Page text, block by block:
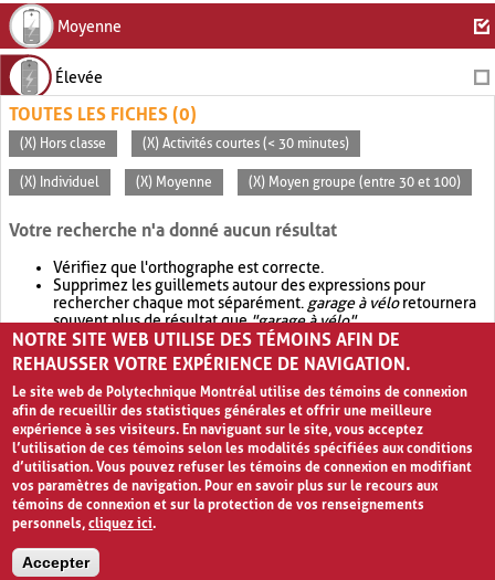
Moyenne
Élevée
TOUTES LES FICHES (0)
(X) Hors classe (X) Activités courtes (< 30 minutes)
(X) Individuel (X) Moyenne (X) Moyen groupe (entre 30 et 100)
Votre recherche n'a donné aucun résultat
Vérifiez que l'orthographe est correcte.
Supprimez les guillemets autour des expressions pour
rechercher chaque mot séparément. garage à véloretournera
souvent plus de résultat que"garage à vélo".
Envisagez d'élargir votre recherche avec OR.garage OR vélo
retournera souvent plus de résultat quegarage à vélo
NOTRE SITE WEB UTILISE DES TÉMOINS AFIN DE
REHAUSSER VOTRE EXPÉRIENCE DE NAVIGATION.
Le site web de Polytechnique Montréal utilise des témoins de connexion
afin de recueillir des statistiques générales et offrir une meilleure
expérience à ses visiteurs. En naviguant sur le site, vous acceptez
l’utilisation de ces témoins selon les modalités spécifiées aux conditions
d’utilisation. Vous pouvez refuser les témoins de connexion en modifiant
vos paramètres de navigation. Pour en savoir plus sur le recours aux
témoins de connexion et sur la protection de vos renseignements
personnels,cliquez ici.
Accepter